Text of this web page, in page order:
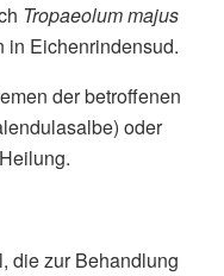
Tropaeolum majus
in Eichenrindensud.
der betroffenen
oder
die zur Behandlung